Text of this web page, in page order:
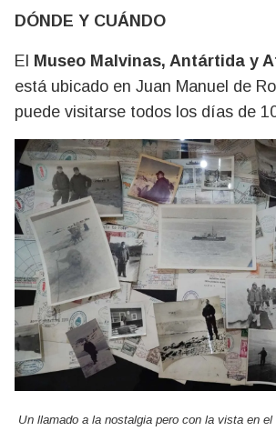
DÓNDE Y CUÁNDO
El Museo Malvinas, Antártida y
está ubicado en Juan Manuel de
puede visitarse todos los días de
Un llamado a la nostalgia pero con la vista en